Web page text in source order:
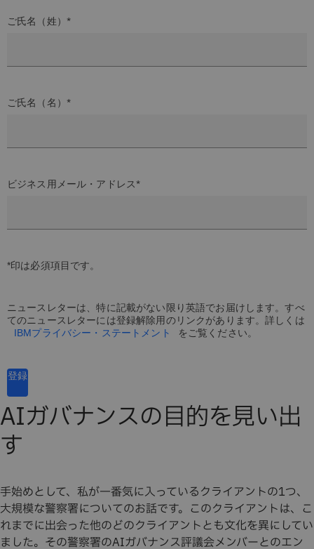
ご氏名（姓）*
ご氏名（名）*
ビジネス用メール・アドレス*
*印は必須項目です。
ニュースレターは、特に記載がない限り英語でお届けします。すべ
てのニュースレターには登録解除用のリンクがあります。詳しくは
IBMプライバシー・ステートメント
をご覧ください。
登録
AIガバナンスの目的を見い出
す
手始めとして、私が一番気に入っているクライアントの1つ、
大規模な警察署についてのお話です。このクライアントは、こ
れまでに出会った他のどのクライアントとも文化を異にしてい
ました。その警察署のAIガバナンス評議会メンバーとのエン